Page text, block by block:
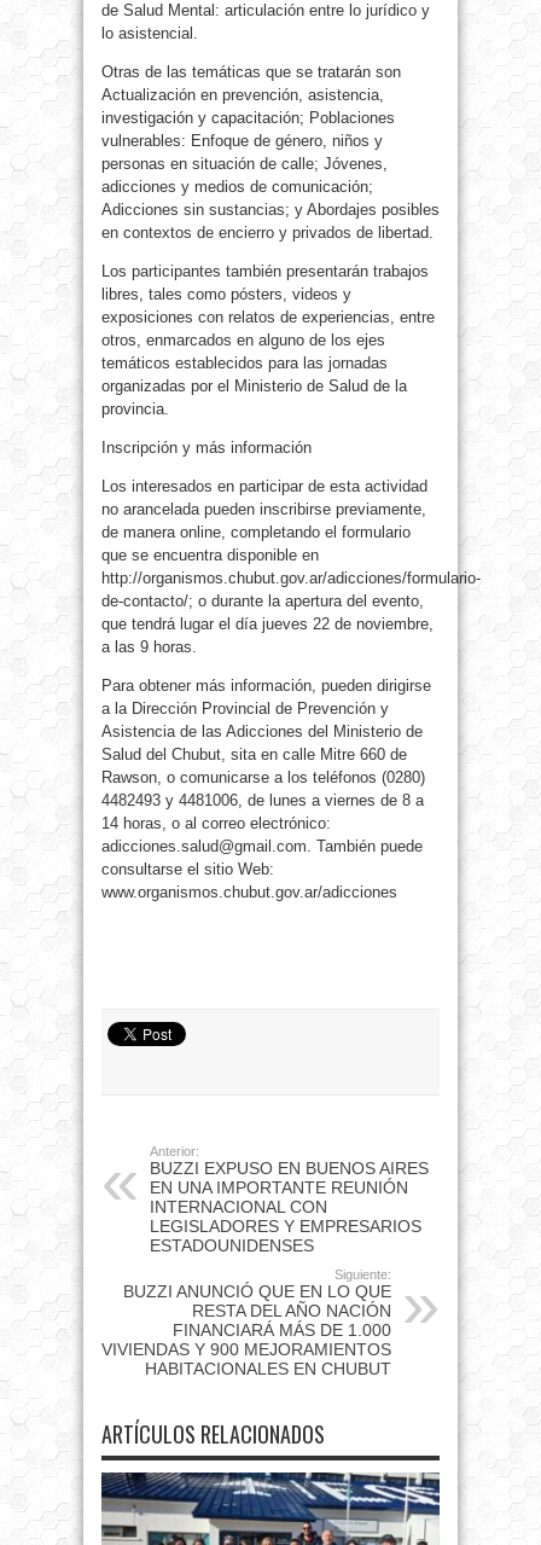
de Salud Mental: articulación entre lo jurídico y
lo asistencial.
Otras de las temáticas que se tratarán son
Actualización en prevención, asistencia,
investigación y capacitación; Poblaciones
vulnerables: Enfoque de género, niños y
personas en situación de calle; Jóvenes,
adicciones y medios de comunicación;
Adicciones sin sustancias; y Abordajes posibles
en contextos de encierro y privados de libertad.
Los participantes también presentarán trabajos
libres, tales como pósters, videos y
exposiciones con relatos de experiencias, entre
otros, enmarcados en alguno de los ejes
temáticos establecidos para las jornadas
organizadas por el Ministerio de Salud de la
provincia.
Inscripción y más información
Los interesados en participar de esta actividad
no arancelada pueden inscribirse previamente,
de manera online, completando el formulario
que se encuentra disponible en
http://organismos.chubut.gov.ar/adicciones/formulario-
de-contacto/; o durante la apertura del evento,
que tendrá lugar el día jueves 22 de noviembre,
a las 9 horas.
Para obtener más información, pueden dirigirse
a la Dirección Provincial de Prevención y
Asistencia de las Adicciones del Ministerio de
Salud del Chubut, sita en calle Mitre 660 de
Rawson, o comunicarse a los teléfonos (0280)
4482493 y 4481006, de lunes a viernes de 8 a
14 horas, o al correo electrónico:
adicciones.salud@gmail.com. También puede
consultarse el sitio Web:
www.organismos.chubut.gov.ar/adicciones
Anterior:
BUZZI EXPUSO EN BUENOS AIRES
EN UNA IMPORTANTE REUNIÓN
INTERNACIONAL CON
LEGISLADORES Y EMPRESARIOS
ESTADOUNIDENSES
Siguiente:
BUZZI ANUNCIÓ QUE EN LO QUE
RESTA DEL AÑO NACIÓN
FINANCIARÁ MÁS DE 1.000
VIVIENDAS Y 900 MEJORAMIENTOS
HABITACIONALES EN CHUBUT
ARTÍCULOS RELACIONADOS